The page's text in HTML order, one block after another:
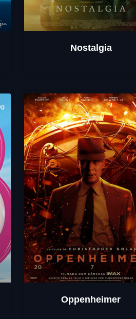
Nostalgia
Oppenheimer